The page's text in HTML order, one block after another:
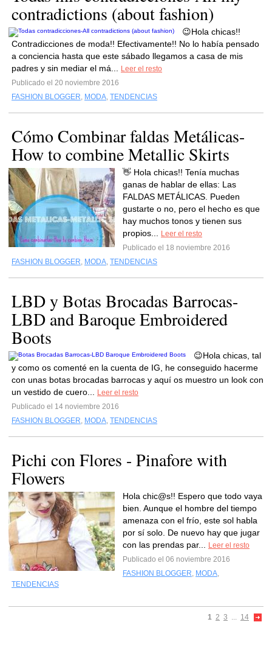
contradictions (about fashion)
😉Hola chicas!!
Contradicciones de moda!! Efectivamente!! No lo había pensado
a conciencia hasta que este sábado llegamos a casa de mis
padres y sin mediar el má...
Leer el resto
Publicado el 20 noviembre 2016
FASHION BLOGGER, MODA, TENDENCIAS
Cómo Combinar faldas Metálicas-
How to combine Metallic Skirts
👋 Hola chicas!! Tenía muchas
ganas de hablar de ellas: Las
FALDAS METÁLICAS. Pueden
gustarte o no, pero el hecho es que
hay muchos tonos y tienen sus
propios...
Leer el resto
Publicado el 18 noviembre 2016
FASHION BLOGGER, MODA, TENDENCIAS
LBD y Botas Brocadas Barrocas-
LBD and Baroque Embroidered
Boots
😉Hola chicas, tal
y como os comenté en la cuenta de IG, he conseguido hacerme
con unas botas brocadas barrocas y aquí os muestro un look con
un vestido de cuero...
Leer el resto
Publicado el 14 noviembre 2016
FASHION BLOGGER, MODA, TENDENCIAS
Pichi con Flores - Pinafore with
Flowers
Hola chic@s!! Espero que todo vaya
bien. Aunque el hombre del tiempo
amenaza con el frío, este sol habla
por sí solo. De nuevo hay que jugar
con las prendas par...
Leer el resto
Publicado el 06 noviembre 2016
FASHION BLOGGER, MODA,
TENDENCIAS
1 2 3 ... 14